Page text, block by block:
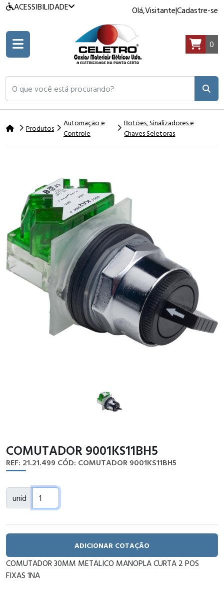
ACESSIBILIDADE Olá,Visitante|Cadastre-se
O que você está procurando?
0
Produtos
Automação e
Controle
Botões, Sinalizadores e
Chaves Seletoras
COMUTADOR 9001KS11BH5
REF: 21.21.499 CÓD: COMUTADOR 9001KS11BH5
unid
ADICIONAR COTAÇÃO
COMUTADOR 30MM METALICO MANOPLA CURTA 2 POS
FIXAS 1NA